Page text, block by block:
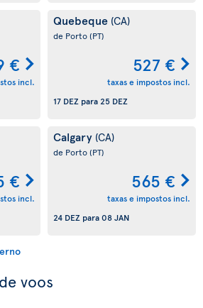
€
incl.
Quebeque (CA)
de Porto(PT)
527 €
taxas e impostos incl.
17 DEZ para25 DEZ
€
incl.
Calgary (CA)
de Porto(PT)
565 €
taxas e impostos incl.
24 DEZ para08 JAN
voos